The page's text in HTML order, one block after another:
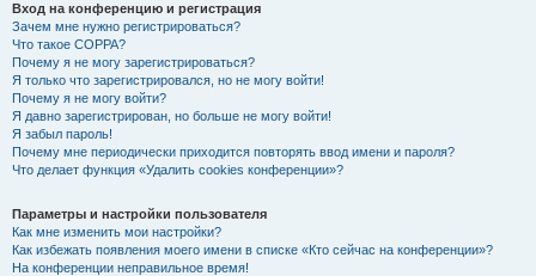
Вход на конференцию и регистрация
Зачем мне нужно регистрироваться?
Что такое COPPA?
Почему я не могу зарегистрироваться?
Я только что зарегистрировался, но не могу войти!
Почему я не могу войти?
Я давно зарегистрирован, но больше не могу войти!
Я забыл пароль!
Почему мне периодически приходится повторять ввод имени и пароля?
Что делает функция «Удалить cookies конференции»?
Параметры и настройки пользователя
Как мне изменить мои настройки?
Как избежать появления моего имени в списке «Кто сейчас на конференции»?
На конференции неправильное время!